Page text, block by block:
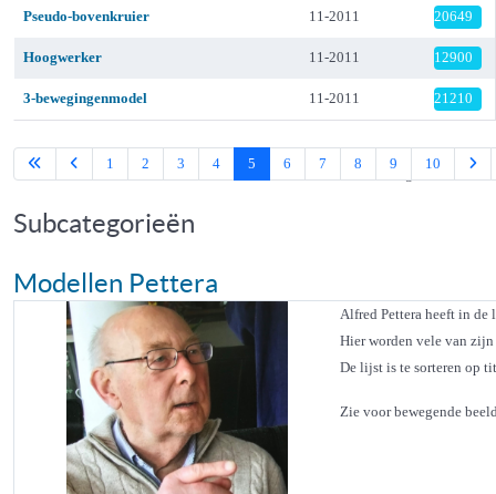
Pseudo-bovenkruier 11-2011 20649
Hoogwerker 11-2011 12900
3-bewegingenmodel 11-2011 21210
Pagina 5 van 14
1 2 3 4 5 6 7 8 9 10
Subcategorieën
Modellen Pettera
Alfred Pettera heeft in
Hier worden vele van
De lijst is te sorteren op
Zie voor bewegende